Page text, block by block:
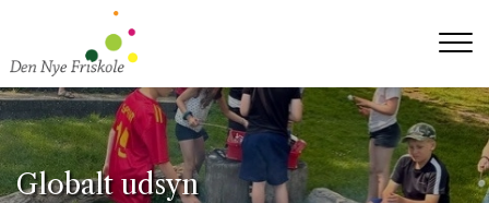
hovedindhold
Globalt udsyn